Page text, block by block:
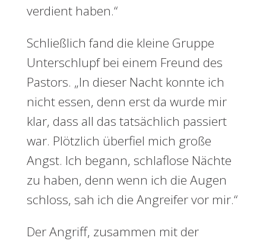
verdient haben.“
Schließlich fand die kleine Gruppe
Unterschlupf bei einem Freund des
Pastors. „In dieser Nacht konnte ich
nicht essen, denn erst da wurde mir
klar, dass all das tatsächlich passiert
war. Plötzlich überfiel mich große
Angst. Ich begann, schlaflose Nächte
zu haben, denn wenn ich die Augen
schloss, sah ich die Angreifer vor mir.“
Der Angriff, zusammen mit der